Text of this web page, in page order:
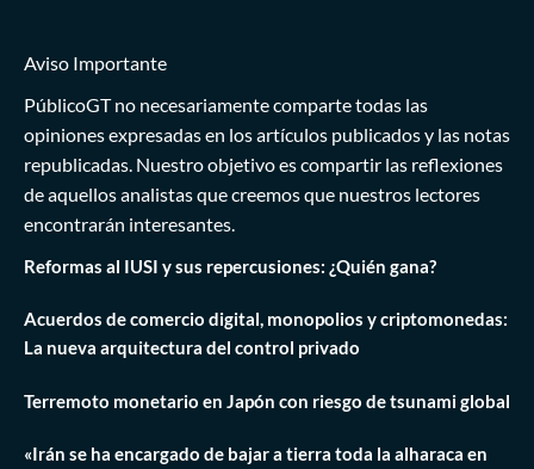
Aviso Importante
PúblicoGT no necesariamente comparte todas las
opiniones expresadas en los artículos publicados y las notas
republicadas. Nuestro objetivo es compartir las reflexiones
de aquellos analistas que creemos que nuestros lectores
encontrarán interesantes.
Reformas al IUSI y sus repercusiones: ¿Quién gana?
Acuerdos de comercio digital, monopolios y criptomonedas:
La nueva arquitectura del control privado
Terremoto monetario en Japón con riesgo de tsunami global
«Irán se ha encargado de bajar a tierra toda la alharaca en